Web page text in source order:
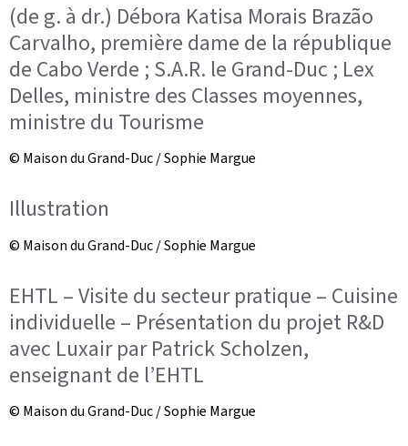
(de g. à dr.) Débora Katisa Morais Brazão
Carvalho, première dame de la république
de Cabo Verde ; S.A.R. le Grand-Duc ; Lex
Delles, ministre des Classes moyennes,
ministre du Tourisme
© Maison du Grand-Duc / Sophie Margue
Illustration
© Maison du Grand-Duc / Sophie Margue
EHTL – Visite du secteur pratique – Cuisine
individuelle – Présentation du projet R&D
avec Luxair par Patrick Scholzen,
enseignant de l’EHTL
© Maison du Grand-Duc / Sophie Margue